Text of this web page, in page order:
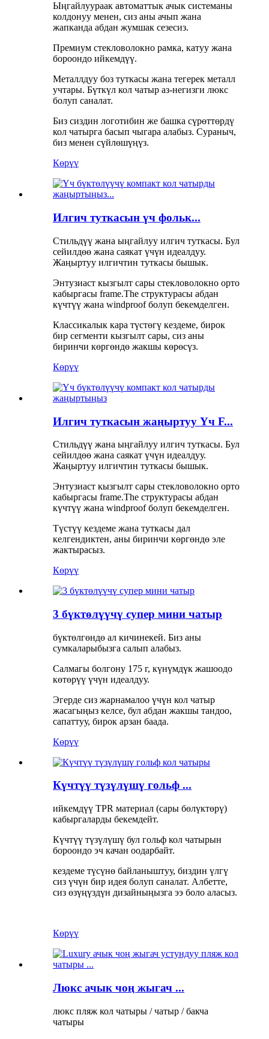
Ыңгайлуураак автоматтык ачык системаны
колдонуу менен, сиз аны ачып жана
жапканда абдан жумшак сезесиз.
Премиум стекловолокно рамка, катуу жана
бороондо ийкемдүү.
Металлдуу боз туткасы жана тегерек металл
учтары. Бүткүл кол чатыр аз-негизги люкс
болуп саналат.
Биз сиздин логотибин же башка сүрөттөрдү
кол чатырга басып чыгара алабыз. Сураныч,
биз менен сүйлөшүңүз.
Көрүү
Илгич туткасын үч фольк...
Стильдүү жана ыңгайлуу илгич туткасы. Бул
сейилдөө жана саякат үчүн идеалдуу.
Жаңыртуу илгичтин туткасы бышык.
Энтузиаст кызгылт сары стекловолокно орто
кабыргасы frame.The структурасы абдан
күчтүү жана windproof болуп бекемделген.
Классикалык кара түстөгү кездеме, бирок
бир сегменти кызгылт сары, сиз аны
биринчи көргөндө жакшы көрөсүз.
Көрүү
Илгич туткасын жаңыртуу Үч F...
Стильдүү жана ыңгайлуу илгич туткасы. Бул
сейилдөө жана саякат үчүн идеалдуу.
Жаңыртуу илгичтин туткасы бышык.
Энтузиаст кызгылт сары стекловолокно орто
кабыргасы frame.The структурасы абдан
күчтүү жана windproof болуп бекемделген.
Түстүү кездеме жана туткасы дал
келгендиктен, аны биринчи көргөндө эле
жактырасыз.
Көрүү
3 бүктөлүүчү супер мини чатыр
бүктөлгөндө ал кичинекей. Биз аны
сумкаларыбызга салып алабыз.
Салмагы болгону 175 г, күнүмдүк жашоодо
көтөрүү үчүн идеалдуу.
Эгерде сиз жарнамалоо үчүн кол чатыр
жасагыңыз келсе, бул абдан жакшы тандоо,
сапаттуу, бирок арзан баада.
Көрүү
Күчтүү түзүлүшү гольф ...
ийкемдүү TPR материал (сары бөлүктөрү)
кабыргаларды бекемдейт.
Күчтүү түзүлүшү бул гольф кол чатырын
бороондо эч качан оодарбайт.
кездеме түсүнө байланыштуу, биздин үлгү
сиз үчүн бир идея болуп саналат. Албетте,
сиз өзүңүздүн дизайныңызга ээ боло аласыз.
Көрүү
Люкс ачык чоң жыгач ...
люкс пляж кол чатыры / чатыр / бакча
чатыры